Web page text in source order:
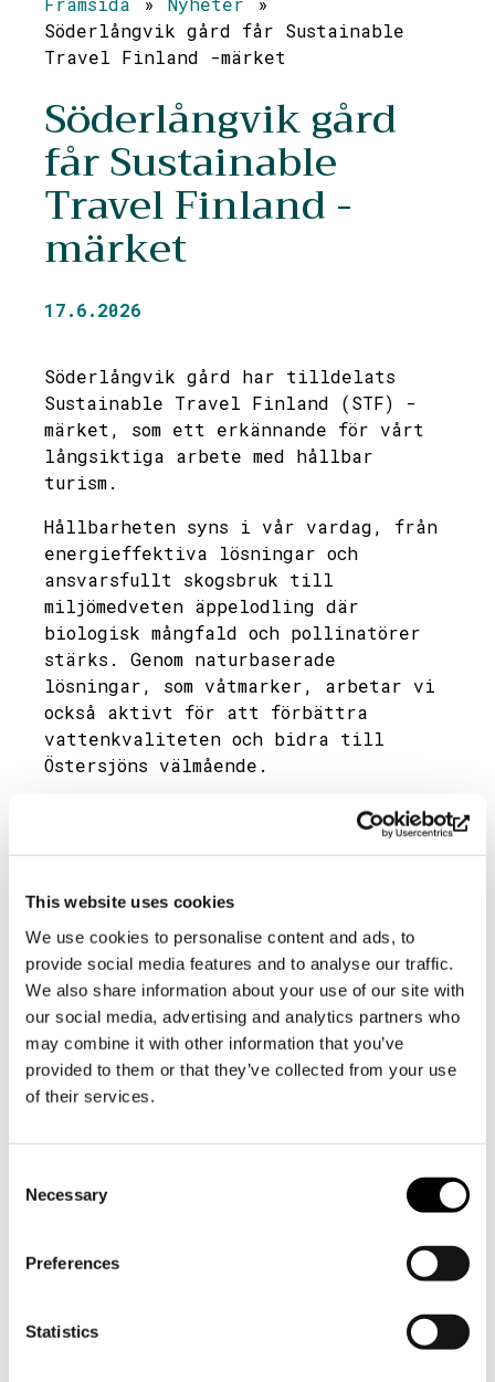
This website uses cookies
We use cookies to personalise content and ads, to
provide social media features and to analyse our traffic.
We also share information about your use of our site with
our social media, advertising and analytics partners who
may combine it with other information that you’ve
provided to them or that they’ve collected from your use
of their services.
Selection
Necessary
Preferences
Statistics
Söderlångvik gård får Sustainable
Travel Finland -märket
Dela
Söderlångvik gård
får Sustainable
Travel Finland -
märket
17.6.2026
Söderlångvik gård har tilldelats
Sustainable Travel Finland (STF) -
märket, som ett erkännande för vårt
långsiktiga arbete med hållbar
turism.
Hållbarheten syns i vår vardag, från
energieffektiva lösningar och
ansvarsfullt skogsbruk till
miljömedveten äppelodling där
biologisk mångfald och pollinatörer
stärks. Genom naturbaserade
lösningar, som våtmarker, arbetar vi
också aktivt för att förbättra
vattenkvaliteten och bidra till
Östersjöns välmående.
Arbetet fortsätter med tydliga mål
utveckla Söderlångvik som en
destination i skärgården.
Prenumerera på Söderlångviks
Amos Anderson vägen 2, 25870